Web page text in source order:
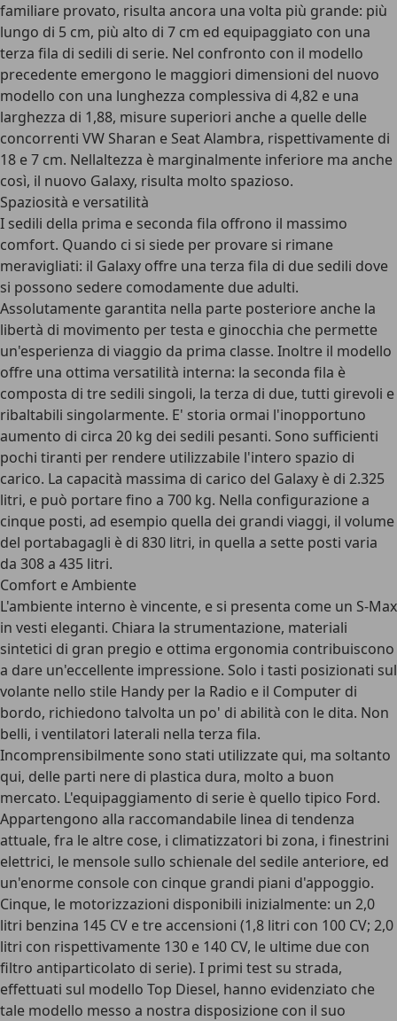
familiare provato, risulta ancora una volta più grande: più
lungo di 5 cm, più alto di 7 cm ed equipaggiato con una
terza fila di sedili di serie. Nel confronto con il modello
precedente emergono le maggiori dimensioni del nuovo
modello con una lunghezza complessiva di 4,82 e una
larghezza di 1,88, misure superiori anche a quelle delle
concorrenti VW Sharan e Seat Alambra, rispettivamente di
18 e 7 cm. Nellaltezza è marginalmente inferiore ma anche
così, il nuovo Galaxy, risulta molto spazioso.
Spaziosità e versatilità
I sedili della prima e seconda fila offrono il massimo
comfort. Quando ci si siede per provare si rimane
meravigliati: il Galaxy offre una terza fila di due sedili dove
si possono sedere comodamente due adulti.
Assolutamente garantita nella parte posteriore anche la
libertà di movimento per testa e ginocchia che permette
un'esperienza di viaggio da prima classe. Inoltre il modello
offre una ottima versatilità interna: la seconda fila è
composta di tre sedili singoli, la terza di due, tutti girevoli e
ribaltabili singolarmente. E' storia ormai l'inopportuno
aumento di circa 20 kg dei sedili pesanti. Sono sufficienti
pochi tiranti per rendere utilizzabile l'intero spazio di
carico. La capacità massima di carico del Galaxy è di 2.325
litri, e può portare fino a 700 kg. Nella configurazione a
cinque posti, ad esempio quella dei grandi viaggi, il volume
del portabagagli è di 830 litri, in quella a sette posti varia
da 308 a 435 litri.
Comfort e Ambiente
L'ambiente interno è vincente, e si presenta come un S-Max
in vesti eleganti. Chiara la strumentazione, materiali
sintetici di gran pregio e ottima ergonomia contribuiscono
a dare un'eccellente impressione. Solo i tasti posizionati sul
volante nello stile Handy per la Radio e il Computer di
bordo, richiedono talvolta un po' di abilità con le dita. Non
belli, i ventilatori laterali nella terza fila.
Incomprensibilmente sono stati utilizzate qui, ma soltanto
qui, delle parti nere di plastica dura, molto a buon
mercato. L'equipaggiamento di serie è quello tipico Ford.
Appartengono alla raccomandabile linea di tendenza
attuale, fra le altre cose, i climatizzatori bi zona, i finestrini
elettrici, le mensole sullo schienale del sedile anteriore, ed
un'enorme console con cinque grandi piani d'appoggio.
Cinque, le motorizzazioni disponibili inizialmente: un 2,0
litri benzina 145 CV e tre accensioni (1,8 litri con 100 CV; 2,0
litri con rispettivamente 130 e 140 CV, le ultime due con
filtro antiparticolato di serie). I primi test su strada,
effettuati sul modello Top Diesel, hanno evidenziato che
tale modello messo a nostra disposizione con il suo